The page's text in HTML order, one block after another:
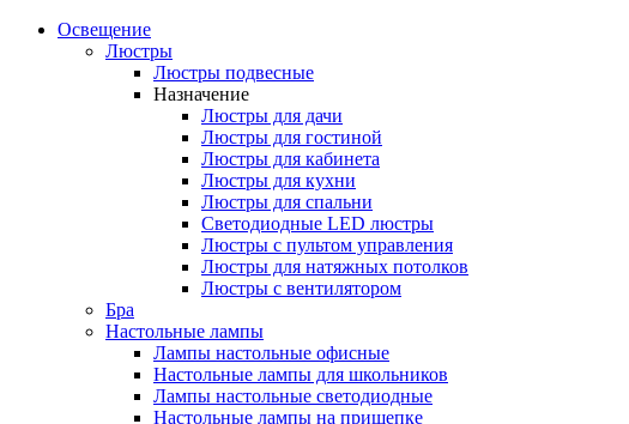
Освещение
Люстры
Люстры подвесные
Назначение
Люстры для дачи
Люстры для гостиной
Люстры для кабинета
Люстры для кухни
Люстры для спальни
Светодиодные LED люстры
Люстры с пультом управления
Люстры для натяжных потолков
Люстры с вентилятором
Бра
Настольные лампы
Лампы настольные офисные
Настольные лампы для школьников
Лампы настольные светодиодные
Настольные лампы на прищепке